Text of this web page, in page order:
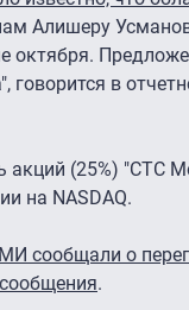
Алишеру
октября.
в
акций (25%) "СТС
на NASDAQ.
сообщали о
.